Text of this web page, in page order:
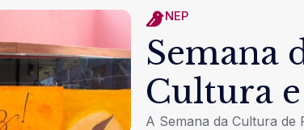
NEP
Semana
Cultura
A Semana da Cultura